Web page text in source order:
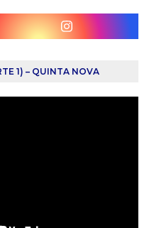
Instagram
1) – QUINTA NOVA